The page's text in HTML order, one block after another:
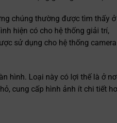
chúng thường được tìm thấy ở
hiện có cho hệ thống giải trí,
sử dụng cho hệ thống camera
hình. Loại này có lợi thế là ở
cung cấp hình ảnh ít chi tiết